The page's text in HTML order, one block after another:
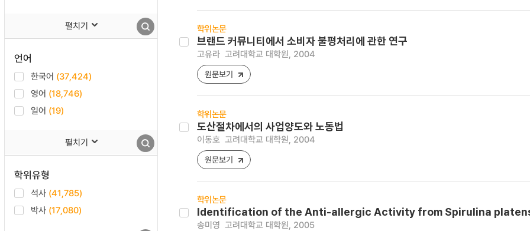
펼치기
언어
한국어 (37,424)
영어 (18,746)
일어 (19)
펼치기
학위유형
석사 (41,785)
박사 (17,080)
학위논문
브랜드 커뮤니티에서 소비자 불평처리에 관한 연구
고유라 고려대학교 대학원, 2004
원문보기
학위논문
도산절차에서의 사업양도와 노동법
이동호 고려대학교 대학원, 2004
원문보기
학위논문
Identification of the Anti-allergic Activity from Spirulina
송미영 고려대학교 대학원, 2005